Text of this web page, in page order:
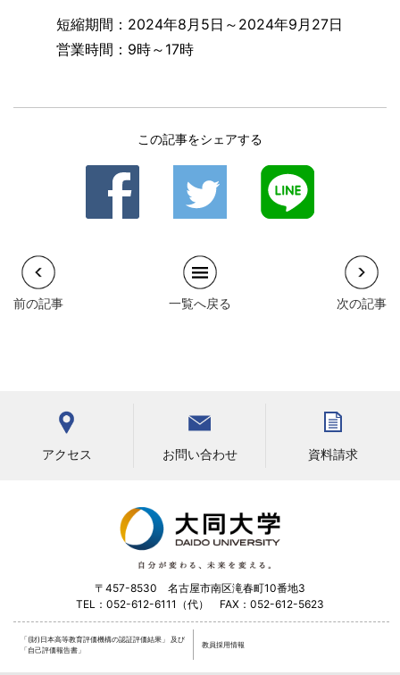
短縮期間：2024年8月5日～2024年9月27日
営業時間：9時～17時
この記事をシェアする
前の記事 次の記事
一覧へ戻る
アクセス お問い合わせ 資料請求
〒457-8530 名古屋市南区滝春町10番地3
TEL：052-612-6111（代） FAX：052-612-5623
「(財)日本高等教育評価機構の認証評価結果」 及び
「自己評価報告書」
教員採用情報